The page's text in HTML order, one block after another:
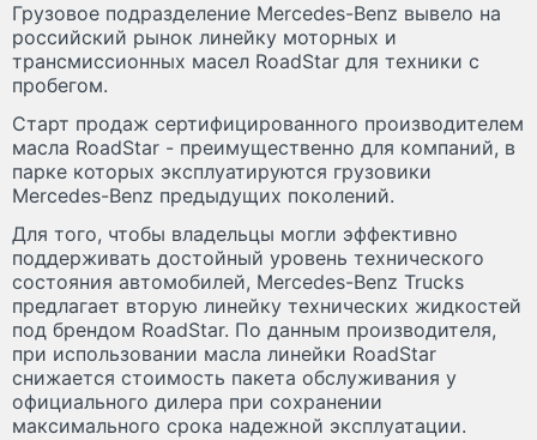
Грузовое подразделение Mercedes-Benz вывело на
российский рынок линейку моторных и
трансмиссионных масел RoadStar для техники с
пробегом.
Старт продаж сертифицированного производителем
масла RoadStar - преимущественно для компаний, в
парке которых эксплуатируются грузовики
Mercedes-Benz предыдущих поколений.
Для того, чтобы владельцы могли эффективно
поддерживать достойный уровень технического
состояния автомобилей, Mercedes-Benz Trucks
предлагает вторую линейку технических жидкостей
под брендом RoadStar. По данным производителя,
при использовании масла линейки RoadStar
снижается стоимость пакета обслуживания у
официального дилера при сохранении
максимального срока надежной эксплуатации.